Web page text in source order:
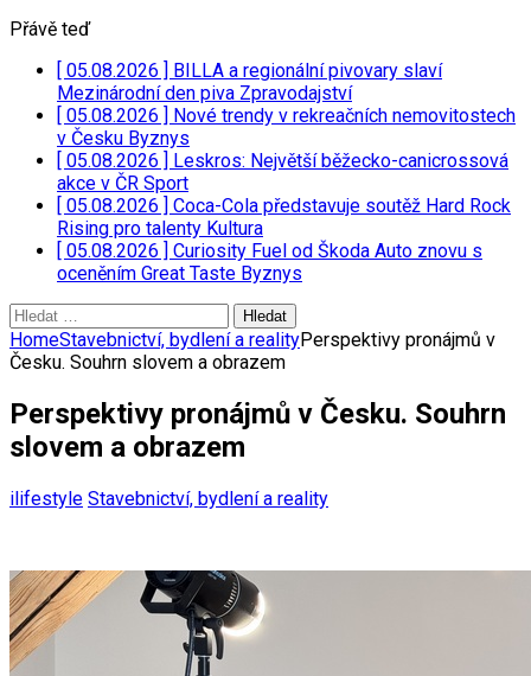
Přávě teď
[ 05.08.2026 ] BILLA a regionální pivovary slaví
Mezinárodní den piva Zpravodajství
[ 05.08.2026 ] Nové trendy v rekreačních nemovitostech
v Česku Byznys
[ 05.08.2026 ] Leskros: Největší běžecko-canicrossová
akce v ČR Sport
[ 05.08.2026 ] Coca-Cola představuje soutěž Hard Rock
Rising pro talenty Kultura
[ 05.08.2026 ] Curiosity Fuel od Škoda Auto znovu s
oceněním Great Taste Byznys
Vyhledávání
HomeStavebnictví, bydlení a realityPerspektivy pronájmů v
Česku. Souhrn slovem a obrazem
Perspektivy pronájmů v Česku. Souhrn
slovem a obrazem
ilifestyle Stavebnictví, bydlení a reality